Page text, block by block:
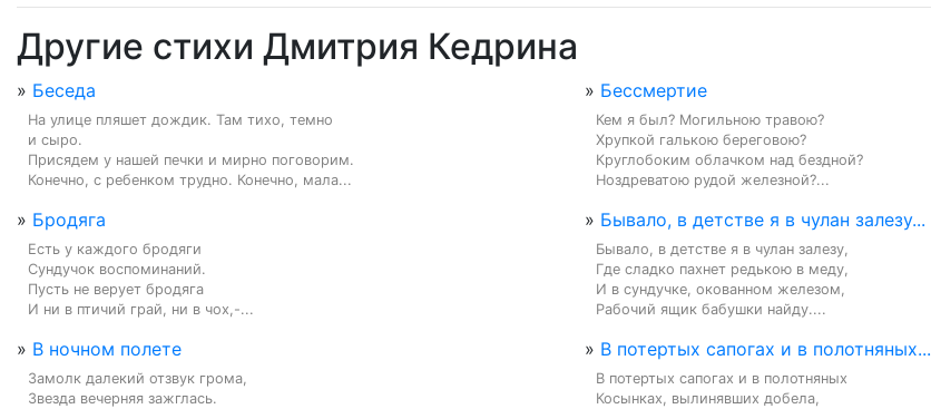
Другие стихи Дмитрия Кедрина
» Беседа
На улице пляшет дождик. Там тихо, темно
и сыро.
Присядем у нашей печки и мирно поговорим.
Конечно, с ребенком трудно. Конечно, мала...
» Бессмертие
Кем я был? Могильною травою?
Хрупкой галькою береговою?
Круглобоким облачком над бездной?
Ноздреватою рудой железной?...
» Бродяга
Есть у каждого бродяги
Сундучок воспоминаний.
Пусть не верует бродяга
И ни в птичий грай, ни в чох,-...
» Бывало, в детстве я в чулан залезу...
Бывало, в детстве я в чулан залезу,
Где сладко пахнет редькою в меду,
И в сундучке, окованном железом,
Рабочий ящик бабушки найду....
» В ночном полете
Замолк далекий отзвук грома,
Звезда вечерняя зажглась.
» В потертых сапогах и в полотняных...
В потертых сапогах и в полотняных
Косынках, вылинявших добела,